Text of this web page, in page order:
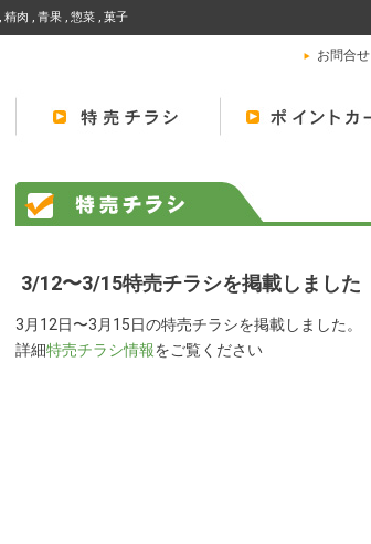
肉 , 青果 , 惣菜 , 菓子
お問合せ
3/12〜3/15特売チラシを掲載しました
3月12日〜3月15日の特売チラシを掲載しました。
詳細特売チラシ情報をご覧ください